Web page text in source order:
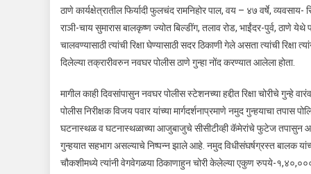
ठाणे कार्यक्षेत्रातील फिर्यादी फुलचंद रामनिहोर पाल, वय – ४७ वर्षे,
राञी-चाय सुमारास बालकृष्ण ज्योत बिल्डींग, तलाव रोड, भाईंदर-पुर्व, ठाणे
चालवण्यासाठी त्यांची रिक्षा घेण्यासाठी सदर ठिकाणी गेले असता त्यांची रिक्षा
दिलेल्या तक्रारीवरुन नवघर पोलीस ठाणे गुन्हा नोंद करण्यात आलेला होता.
मागील काही दिवसांपासुन नवघर पोलीस स्टेशनच्या हद्दीत रिक्षा चोरीचे गुन्हे
पोलीस निरीक्षक विजय पवार यांच्या मार्गदर्शनाप्रमाणे नमुद गुन्हयाचा
घटनास्थळ व घटनास्थळाच्या आजुबाजुचे सीसीटीव्ही कॅमेरांचे फुटेज तपासुन
गुन्हयात सहभाग असल्याचे निष्पन्न झाले आहे. नमुद विधीसंघर्षग्रस्त बालक
चौकशीमध्ये त्यांनी वेगवेगळया ठिकाणाहुन चोरी केलेल्या एकुण रुपये-